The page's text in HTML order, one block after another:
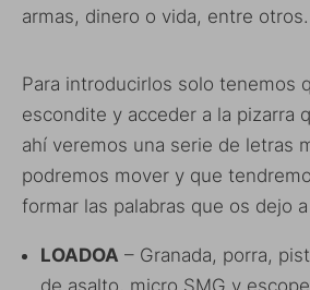
armas, dinero o vida, entre otros.
Para introducirlos solo tenemos
escondite y acceder a la pizarra
ahí veremos una serie de letras
podremos mover y que
formar las palabras que os dejo
LOADOA – Granada, porra,
de asalto, micro SMG y